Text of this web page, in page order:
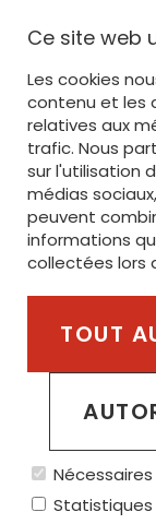
Ce site web
Les cookies
contenu et les
relatives aux
trafic. Nous
sur l'utilisation
médias
peuvent
informations
collectées lors
TOUT
Statistiques
OFFRE
IMPRESSION
BRODERIE
SERVICE
STANLEY/
Membre